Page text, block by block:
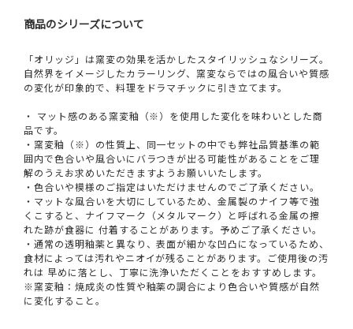
商品のシリーズについて
「オリッジ」は窯変の効果を活かしたスタイリッシュなシリーズ。
自然界をイメージしたカラーリング、窯変ならではの風合いや質感
の変化が印象的で、料理をドラマチックに引き立てます。
・ マット感のある窯変釉（※）を使用した変化を味わいとした商
品です。
・窯変釉（※）の性質上、同一セットの中でも弊社品質基準の範
囲内で色合いや風合いにバラつきが出る可能性があることをご理
解のうえお求めいただきますようお願いいたします。
・色合いや模様のご指定はいただけませんのでご了承ください。
・マットな風合いを大切にしているため、金属製のナイフ等で強
くこすると、ナイフマーク（メタルマーク）と呼ばれる金属の擦
れた跡が食器に 付着することがあります。予めご了承ください。
・通常の透明釉薬と異なり、表面が細かな凹凸になっているため、
食材によっては汚れやニオイが残ることがあります。ご使用後の汚
れは 早めに落とし、丁寧に洗浄いただくことをおすすめします。
※窯変釉：焼成炎の性質や釉薬の調合により色合いや質感が自然
に変化すること。